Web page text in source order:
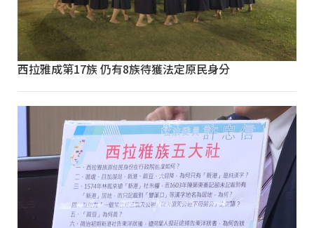
西拉雅成第17族 仍有8族待獲法定原民身分